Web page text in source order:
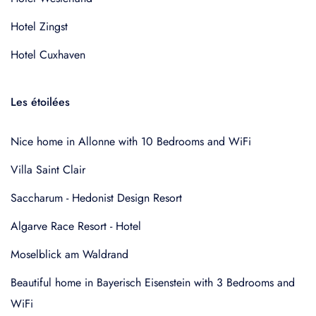
Hotel Zingst
Hotel Cuxhaven
Les étoilées
Nice home in Allonne with 10 Bedrooms and WiFi
Villa Saint Clair
Saccharum - Hedonist Design Resort
Algarve Race Resort - Hotel
Moselblick am Waldrand
Beautiful home in Bayerisch Eisenstein with 3 Bedrooms and
WiFi